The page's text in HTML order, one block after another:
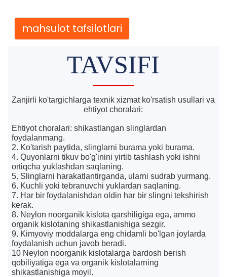
mahsulot tafsilotlari
TAVSIFI
Zanjirli ko'targichlarga texnik xizmat ko'rsatish usullari va
ehtiyot choralari:
Ehtiyot choralari: shikastlangan slinglardan
foydalanmang.
2. Ko'tarish paytida, slinglarni burama yoki burama.
4. Quyonlarni tikuv bo'g'inini yirtib tashlash yoki ishni
ortiqcha yuklashdan saqlaning.
5. Slinglarni harakatlantirganda, ularni sudrab yurmang.
6. Kuchli yoki tebranuvchi yuklardan saqlaning.
7. Har bir foydalanishdan oldin har bir slingni tekshirish
kerak.
8. Neylon noorganik kislota qarshiligiga ega, ammo
organik kislotaning shikastlanishiga sezgir.
9. Kimyoviy moddalarga eng chidamli bo'lgan joylarda
foydalanish uchun javob beradi.
10 Neylon noorganik kislotalarga bardosh berish
qobiliyatiga ega va organik kislotalarning
shikastlanishiga moyil.